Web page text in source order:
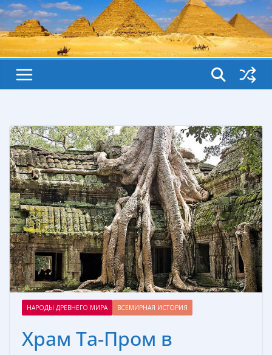
НАРОДЫ ДРЕВНЕГО МИРА ВСЕМИРНАЯ ИСТОРИЯ
Храм Та-Пром в